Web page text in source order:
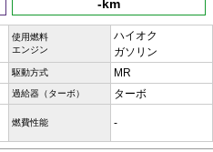
-km
使用燃料
エンジン
ハイオク
ガソリン
駆動方式 MR
過給器（ターボ） ターボ
燃費性能 -